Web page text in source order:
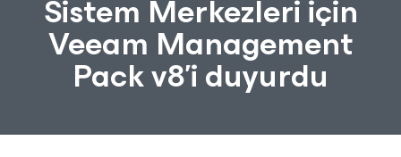
FAZLSistem Merkezleri için
Veeam Management
Pack v8’i duyurdu